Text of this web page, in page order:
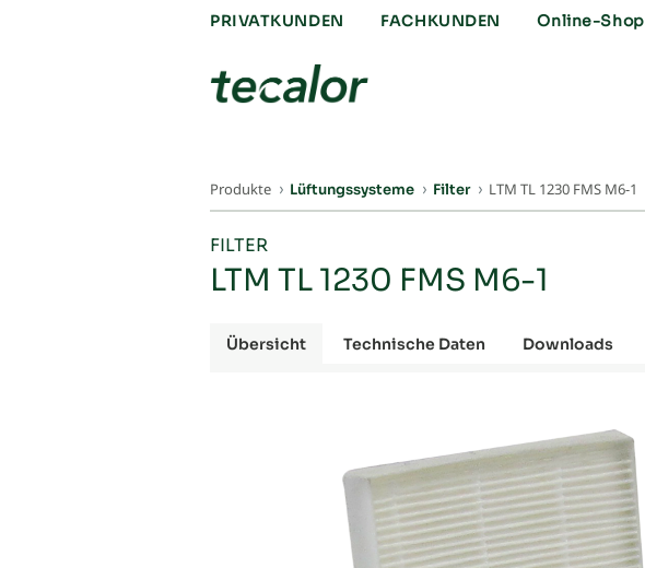
PRIVATKUNDEN FACHKUNDEN Online-Shop
Produkte Lüftungssysteme Filter LTM TL 1230 FMS M6-1
FILTER
LTM TL 1230 FMS M6-1
Übersicht Technische Daten Downloads